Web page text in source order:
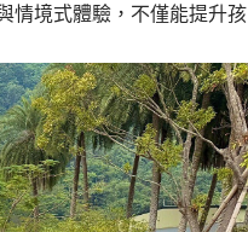
情境式體驗，不僅能提升孩